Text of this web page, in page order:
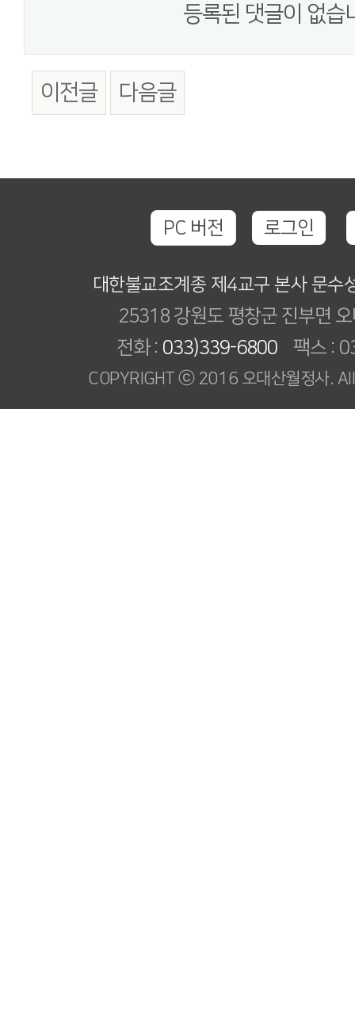
등록된 댓글이 없습
이전글 다음글
PC 버전 로그인
대한불교조계종 제4교구 본사 문수
25318 강원도 평창군 진부면
전화 : 033)339-6800 팩스 :
COPYRIGHT ⓒ 2016 오대산월정사.